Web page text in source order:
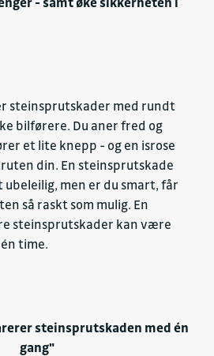
steinsprutskader med rundt
bilførere. Du aner fred og
et lite knepp - og en isrose
din. En steinsprutskade
men er du smart, får
så raskt som mulig. En
steinsprutskader kan være
time.
steinsprutskaden med én
gang"